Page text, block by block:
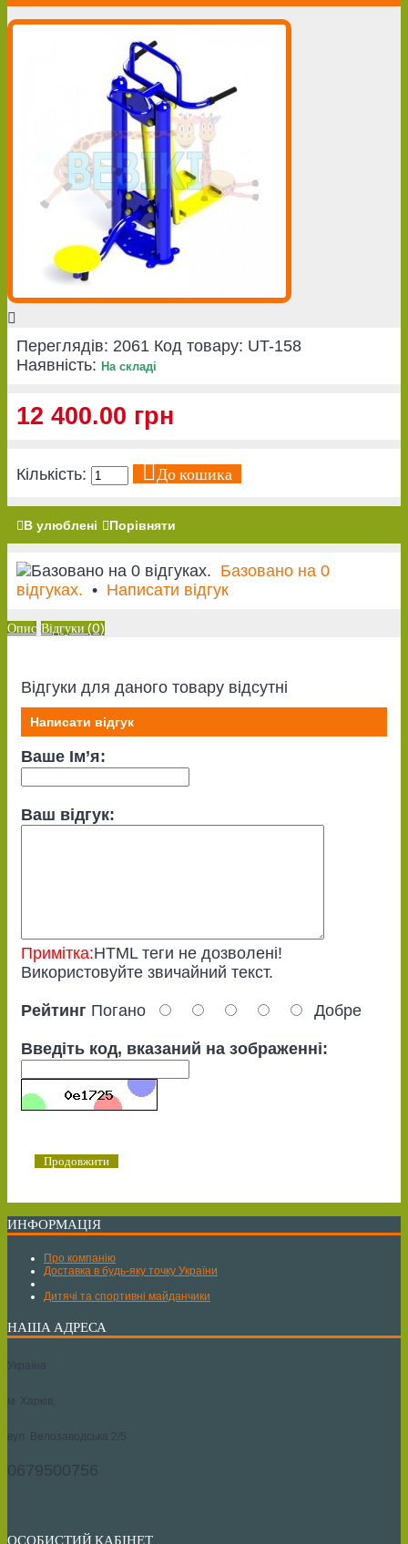
Переглядів: 2061 Код товару: UT-158
Наявність: На складі
12 400.00 грн
Кількість: До кошика
В улюблені Порівняти
Базовано на 0
відгуках. • Написати відгук
Опис Відгуки (0)
Відгуки для даного товару відсутні
Написати відгук
Ваше Ім’я:
Ваш відгук:
Примітка:HTML теги не дозволені!
Використовуйте звичайний текст.
Рейтинг Погано Добре
Введіть код, вказаний на зображенні:
Продовжити
ИНФОРМАЦІЯ
Про компанію
Доставка в будь-яку точку України
Дитячі та спортивні майданчики
НАША АДРЕСА
Україна
м. Харків,
вул. Велозаводська 2/5
0679500756
ОСОБИСТИЙ КАБІНЕТ